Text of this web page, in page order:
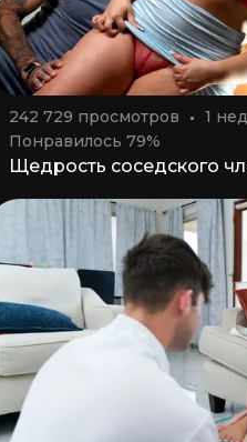
242 729 просмотров
1
Понравилось 79%
Щедрость соседского